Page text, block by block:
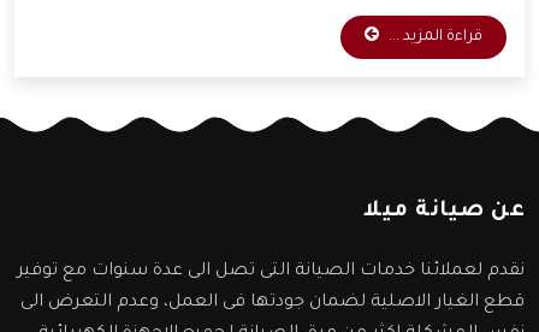
لأجهزتها المتوفرة، و ذلك للعمل على راحة العميل بأكبر كم
من التطور التكنولوجي، وقد وفرت الشركة خدمات مهمة
قراءة المزيد ...
عن صيانة ميلا
نقدم لعملائنا خدمات الصيانة التى تصل الى عدة سنوات مع توفير
قطع الغيار الاصلية لضمان جودتها فى العمل، وعدم التعرض الى